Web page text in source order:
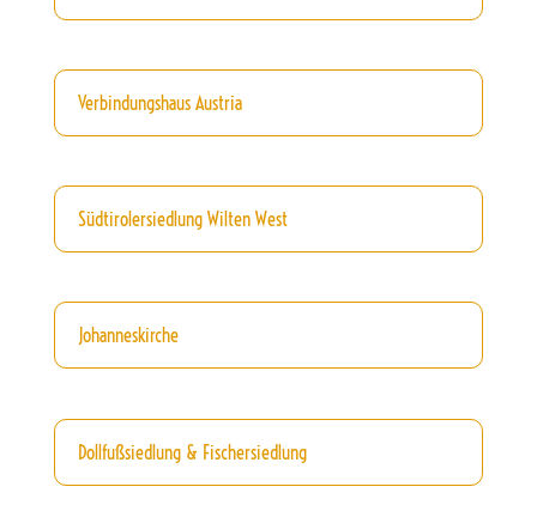
Verbindungshaus Austria
Südtirolersiedlung Wilten West
Johanneskirche
Dollfußsiedlung & Fischersiedlung